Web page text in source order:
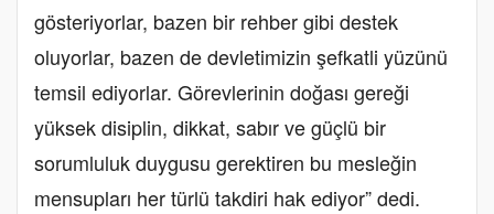
gösteriyorlar, bazen bir rehber gibi destek
oluyorlar, bazen de devletimizin şefkatli yüzünü
temsil ediyorlar. Görevlerinin doğası gereği
yüksek disiplin, dikkat, sabır ve güçlü bir
sorumluluk duygusu gerektiren bu mesleğin
mensupları her türlü takdiri hak ediyor” dedi.